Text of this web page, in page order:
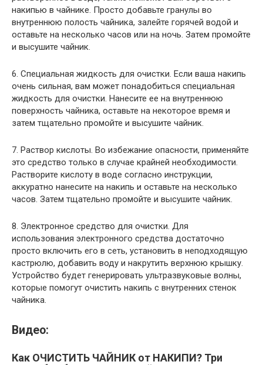
накипью в чайнике. Просто добавьте гранулы во
внутреннюю полость чайника, залейте горячей водой и
оставьте на несколько часов или на ночь. Затем промойте
и высушите чайник.
6. Специальная жидкость для очистки. Если ваша накипь
очень сильная, вам может понадобиться специальная
жидкость для очистки. Нанесите ее на внутреннюю
поверхность чайника, оставьте на некоторое время и
затем тщательно промойте и высушите чайник.
7. Раствор кислоты. Во избежание опасности, применяйте
это средство только в случае крайней необходимости.
Растворите кислоту в воде согласно инструкции,
аккуратно нанесите на накипь и оставьте на несколько
часов. Затем тщательно промойте и высушите чайник.
8. Электронное средство для очистки. Для
использования электронного средства достаточно
просто включить его в сеть, установить в неподходящую
кастрюлю, добавить воду и накрутить верхнюю крышку.
Устройство будет генерировать ультразвуковые волны,
которые помогут очистить накипь с внутренних стенок
чайника.
Видео:
Как ОЧИСТИТЬ ЧАЙНИК от НАКИПИ? Три